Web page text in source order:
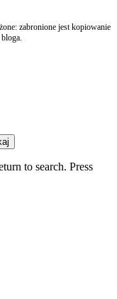
zabronione jest kopiowanie
to search. Press